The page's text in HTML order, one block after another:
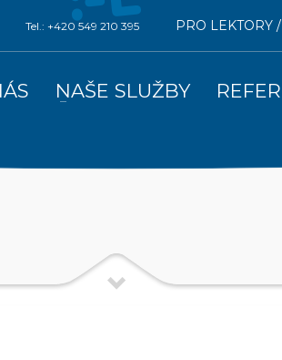
Tel.: +420 549 210 395 PRO LEKTORY
NAŠE SLUŽBY